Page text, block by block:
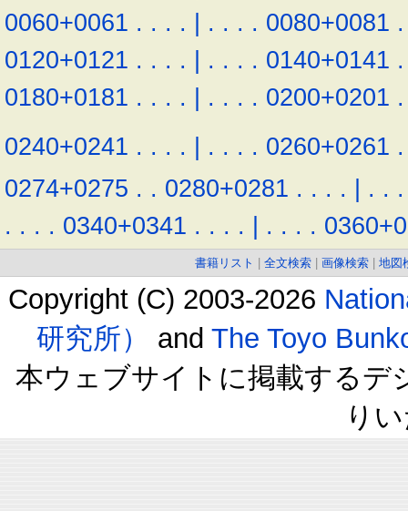
0060+0061 . . . . | . . . . 0080+0081 .
0120+0121 . . . . | . . . . 0140+0141 .
0180+0181 . . . . | . . . . 0200+0201 .
0240+0241 . . . . | . . . . 0260+0261 .
0274+0275 . . 0280+0281 . . . . | . . .
. . . . 0340+0341 . . . . | . . . .
書籍リスト 全文検索 画像検索 地図
Copyright (C) 2003-2026
研究所）
and The Toyo
本ウェブサイトに掲載するデ
り